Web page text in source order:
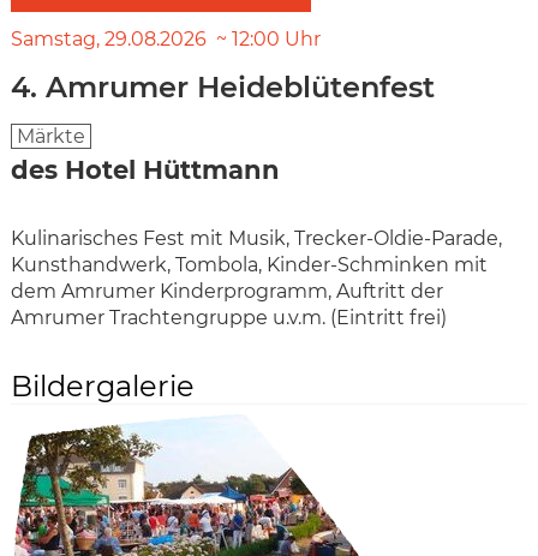
Samstag 29.08.2026 12:00 Uhr
4. Amrumer Heideblütenfest
Märkte
des Hotel Hüttmann
Kulinarisches Fest mit Musik, Trecker-Oldie-Parade,
Kunsthandwerk, Tombola, Kinder-Schminken mit
dem Amrumer Kinderprogramm, Auftritt der
Amrumer Trachtengruppe u.v.m. (Eintritt frei)
Bildergalerie